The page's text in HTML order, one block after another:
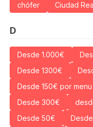
chófer
Ciudad
D
Desde 1.000€
Desde 1300€
Desde 150€ por menu
Desde 300€
Desde 50€